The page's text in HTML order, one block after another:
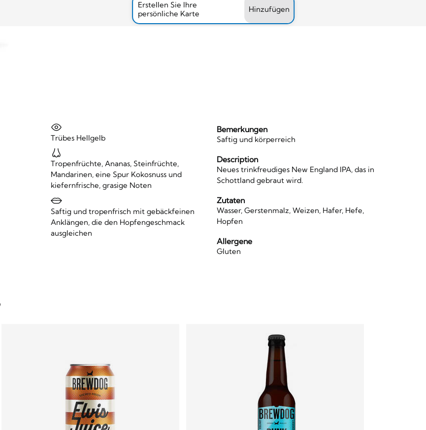
Erstellen Sie Ihre
persönliche Karte
Hinzufügen
Trübes Hellgelb
Tropenfrüchte, Ananas, Steinfrüchte,
Mandarinen, eine Spur Kokosnuss und
kiefernfrische, grasige Noten
Saftig und tropenfrisch mit gebäckfeinen
Anklängen, die den Hopfengeschmack
ausgleichen
Bemerkungen
Saftig und körperreich
Description
Neues trinkfreudiges New England IPA, das in
Schottland gebraut wird.
Zutaten
Wasser, Gerstenmalz, Weizen, Hafer, Hefe,
Hopfen
Allergene
Gluten